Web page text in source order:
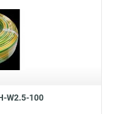
W2.5-100